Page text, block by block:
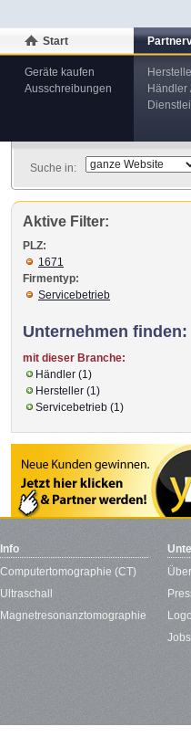
Start
Geräte kaufen
Ausschreibungen
Händler
Suche in:
Aktive Filter:
PLZ:
1671
Firmentyp:
Servicebetrieb
Unternehmen finden:
mit dieser Branche:
Händler (1)
Hersteller (1)
Servicebetrieb (1)
Info
Computertomographie (CT)
Ultraschall
Magnetresonanztomographie
Jobs